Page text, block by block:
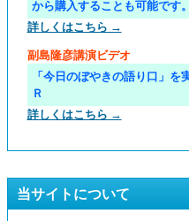
から購入することも可能です。
詳しくはこちら →
副島隆彦講演ビデオ
「今日のぼやきの語り口」
Ｒ
詳しくはこちら →
当サイトについて